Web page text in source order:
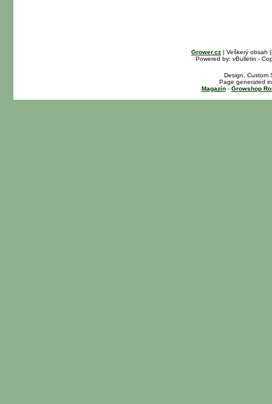
Grower.cz | Veškerý obsah
Powered by: vBulletin -
Design, Custom
Page generated
Magazín- Growshop